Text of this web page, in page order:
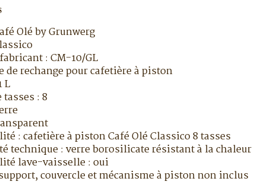
Olé by Grunwerg
: CM-10/GL
de rechange pour cafetière à piston
L
: 8
: cafetière à piston Café Olé Classico 8 tasses
technique : verre borosilicate résistant à la chaleur
lave-vaisselle : oui
couvercle et mécanisme à piston non inclus